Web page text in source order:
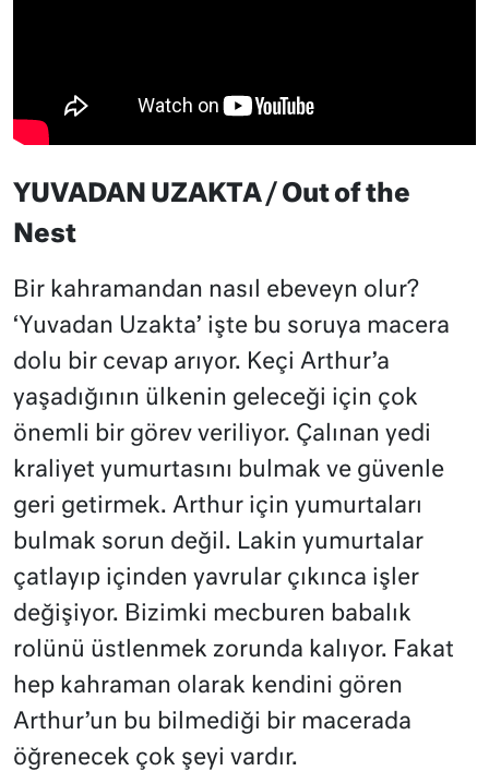
YUVADAN UZAKTA / Out of the
Nest
Bir kahramandan nasıl ebeveyn olur?
‘Yuvadan Uzakta’ işte bu soruya macera
dolu bir cevap arıyor. Keçi Arthur’a
yaşadığının ülkenin geleceği için çok
önemli bir görev veriliyor. Çalınan yedi
kraliyet yumurtasını bulmak ve güvenle
geri getirmek. Arthur için yumurtaları
bulmak sorun değil. Lakin yumurtalar
çatlayıp içinden yavrular çıkınca işler
değişiyor. Bizimki mecburen babalık
rolünü üstlenmek zorunda kalıyor. Fakat
hep kahraman olarak kendini gören
Arthur’un bu bilmediği bir macerada
öğrenecek çok şeyi vardır.